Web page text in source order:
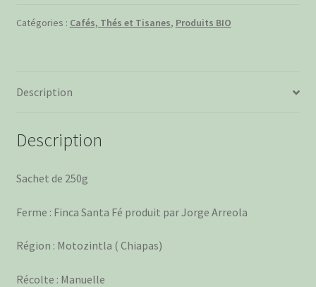
Grains
BIO
Catégories : Cafés, Thés et Tisanes, Produits BIO
Description
Description
Sachet de 250g
Ferme : Finca Santa Fé produit par Jorge Arreola
Région : Motozintla ( Chiapas)
Récolte : Manuelle